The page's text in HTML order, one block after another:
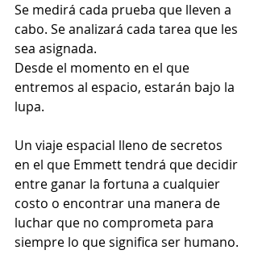
Se medirá cada prueba que lleven a
cabo. Se analizará cada tarea que les
sea asignada.
Desde el momento en el que
entremos al espacio, estarán bajo la
lupa.
Un viaje espacial lleno de secretos
en el que Emmett tendrá que decidir
entre ganar la fortuna a cualquier
costo o encontrar una manera de
luchar que no comprometa para
siempre lo que significa ser humano.